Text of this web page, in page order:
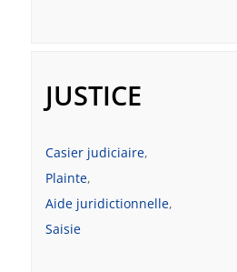
JUSTICE
Casier judiciaire,
Plainte,
Aide juridictionnelle,
Saisie